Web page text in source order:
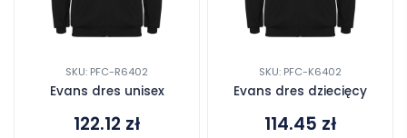
SKU: PFC-R6402
Evans dres unisex
122.12 zł
SKU: PFC-K6402
Evans dres dziecięcy
114.45 zł